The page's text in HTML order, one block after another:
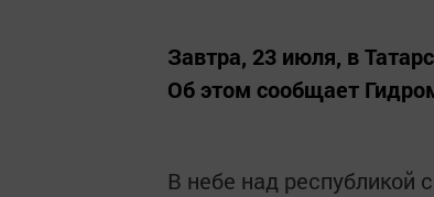
Завтра, 23 июля, в
Об этом сообщает
В небе над республикой